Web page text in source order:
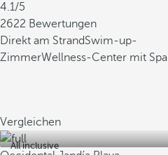
4.1/5
2622 Bewertungen
Direkt am StrandSwim-up-
ZimmerWellness-Center mit Spa
Vergleichen
All inclusive